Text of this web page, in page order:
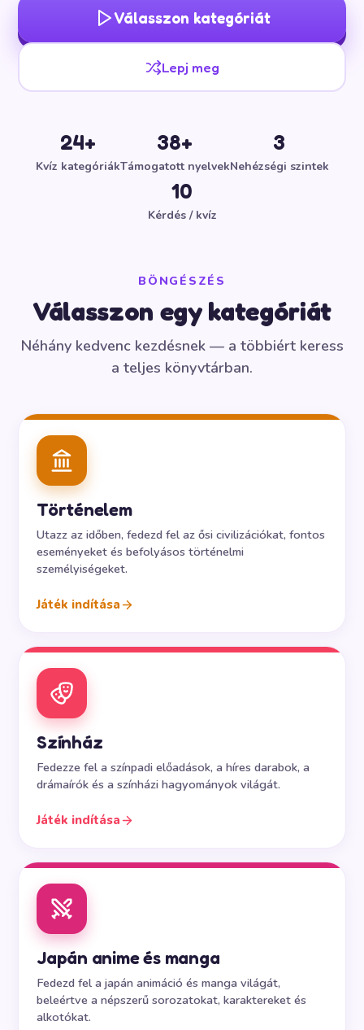
Válasszon kategóriát
Lepj meg
24+
Kvíz kategóriák
38+
Támogatott nyelvek
3
Nehézségi szintek
10
Kérdés / kvíz
BÖNGÉSZÉS
Válasszon egy kategóriát
Néhány kedvenc kezdésnek — a többiért keress
a teljes könyvtárban.
Történelem
Utazz az időben, fedezd fel az ősi civilizációkat, fontos
eseményeket és befolyásos történelmi
személyiségeket.
Játék indítása
Színház
Fedezze fel a színpadi előadások, a híres darabok, a
drámaírók és a színházi hagyományok világát.
Játék indítása
Japán anime és manga
Fedezd fel a japán animáció és manga világát,
beleértve a népszerű sorozatokat, karaktereket és
alkotókat.